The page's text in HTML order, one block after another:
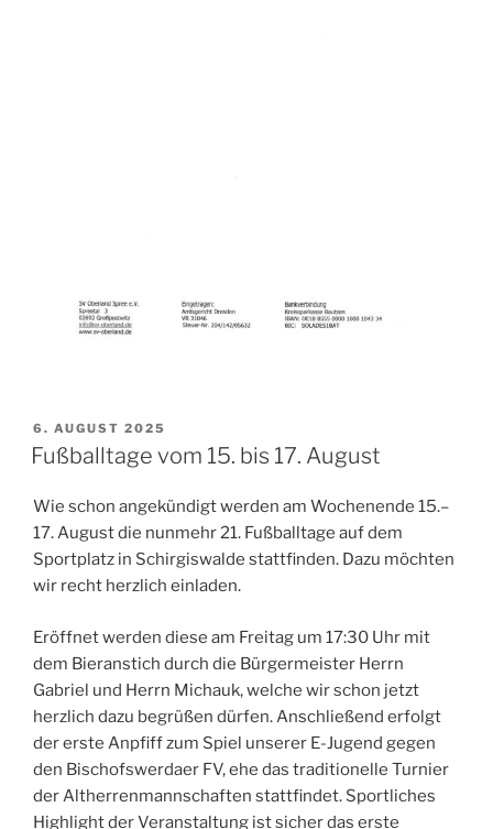
VERÖFFENTLICHT
AM
6. AUGUST 2025
Fußballtage vom 15. bis 17. August
Wie schon angekündigt werden am Wochenende 15.–
17. August die nunmehr 21. Fußballtage auf dem
Sportplatz in Schirgiswalde stattfinden. Dazu möchten
wir recht herzlich einladen.
Eröffnet werden diese am Freitag um 17:30 Uhr mit
dem Bieranstich durch die Bürgermeister Herrn
Gabriel und Herrn Michauk, welche wir schon jetzt
herzlich dazu begrüßen dürfen. Anschließend erfolgt
der erste Anpfiff zum Spiel unserer E-Jugend gegen
den Bischofswerdaer FV, ehe das traditionelle Turnier
der Altherrenmannschaften stattfindet. Sportliches
Highlight der Veranstaltung ist sicher das erste